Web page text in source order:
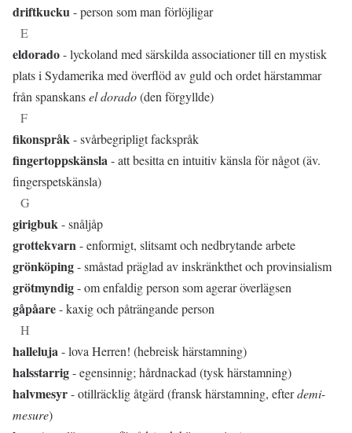
driftkucku- person som man förlöjligar
E
eldorado- lyckoland med särskilda associationer till en mystisk
plats i Sydamerika med överflöd av guld och ordet härstammar
från spanskansel dorado(den förgyllde)
F
fikonspråk- svårbegripligt fackspråk
fingertoppskänsla- att besitta en intuitiv känsla för något (äv.
fingerspetskänsla)
G
girigbuk- snåljåp
grottekvarn- enformigt, slitsamt och nedbrytande arbete
grönköping- småstad präglad av inskränkthet och provinsialism
grötmyndig- om enfaldig person som agerar överlägsen
gåpåare- kaxig och påträngande person
H
halleluja- lova Herren! (hebreisk härstamning)
halsstarrig- egensinnig; hårdnackad (tysk härstamning)
halvmesyr- otillräcklig åtgärd (fransk härstamning, efterdemi-
mesure)